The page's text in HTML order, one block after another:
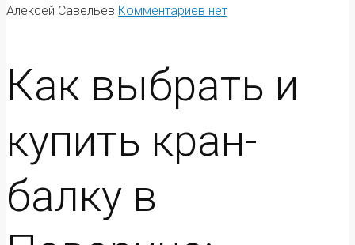
Алексей Савельев Комментариев нет
Как выбрать и
купить кран-
балку в